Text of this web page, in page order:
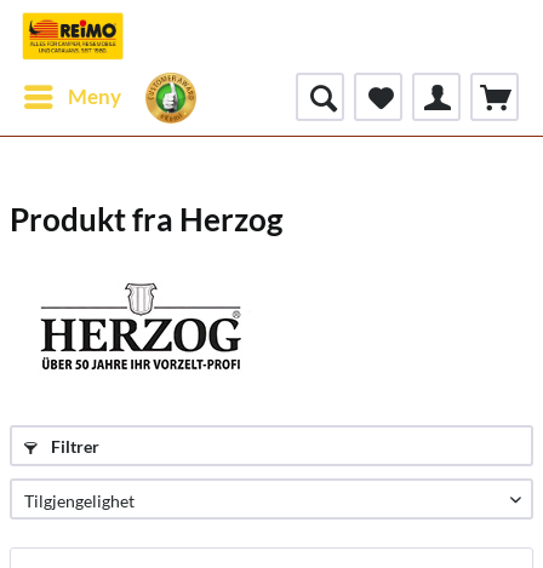
Meny
Produkt fra Herzog
Filtrer